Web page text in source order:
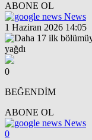
ABONE OL
News
1 Haziran 2026 14:05
0
BEĞENDİM
ABONE OL
News
0